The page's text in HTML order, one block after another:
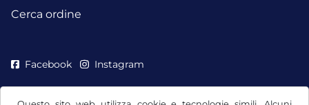
Cerca ordine
Facebook Instagram